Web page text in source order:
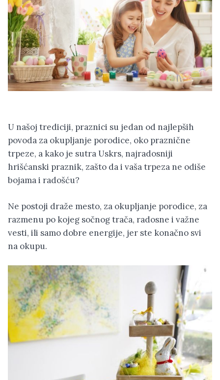
U našoj trediciji, praznici su jedan od najlepših
povoda za okupljanje porodice, oko praznične
trpeze, a kako je sutra Uskrs, najradosniji
hrišćanski praznik, zašto da i vaša trpeza ne odiše
bojama i radošću?
Ne postoji draže mesto, za okupljanje porodice, za
razmenu po kojeg sočnog trača, radosne i važne
vesti, ili samo dobre energije, jer ste konačno svi
na okupu.